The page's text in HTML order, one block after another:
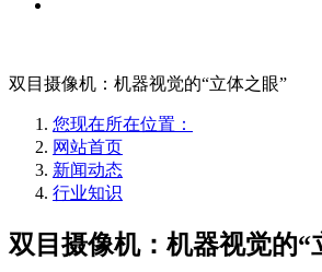
双目摄像机：机器视觉的“立体之眼”
您现在所在位置：
网站首页
新闻动态
行业知识
双目摄像机：机器视觉的“